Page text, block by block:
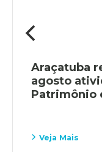
Araçatuba
agosto
Patrimônio
Veja Mais